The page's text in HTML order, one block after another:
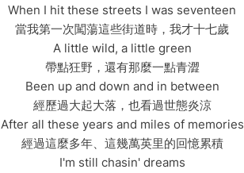
When I hit these streets I was seventeen
當我第一次闖蕩這些街道時，我才十七歲
A little wild, a little green
帶點狂野，還有那麼一點青澀
Been up and down and in between
經歷過大起大落，也看過世態炎涼
After all these years and miles of memories
經過這麼多年、這幾萬英里的回憶累積
I'm still chasin' dreams